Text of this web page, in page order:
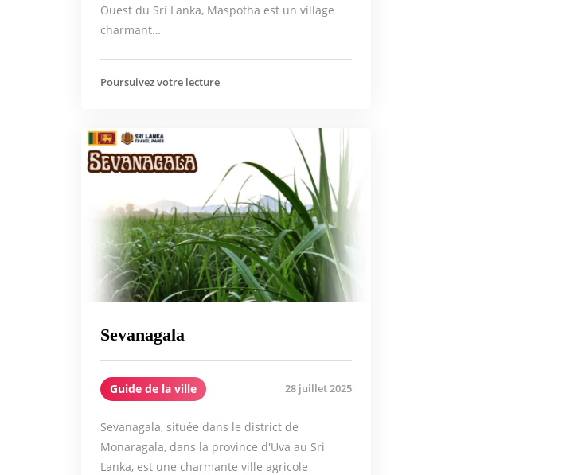
Ouest du Sri Lanka, Maspotha est un village
charmant…
Poursuivez votre lecture
Sevanagala
Guide de la ville 28 juillet 2025
Sevanagala, située dans le district de
Monaragala, dans la province d'Uva au Sri
Lanka, est une charmante ville agricole